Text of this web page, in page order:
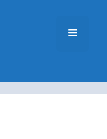
Menu